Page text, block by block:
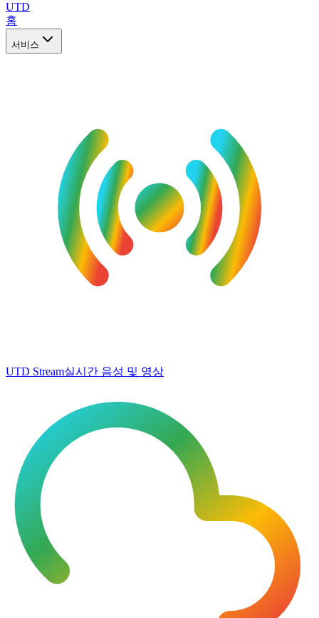
UTD
홈
서비스
UTD Stream실시간 음성 및 영상